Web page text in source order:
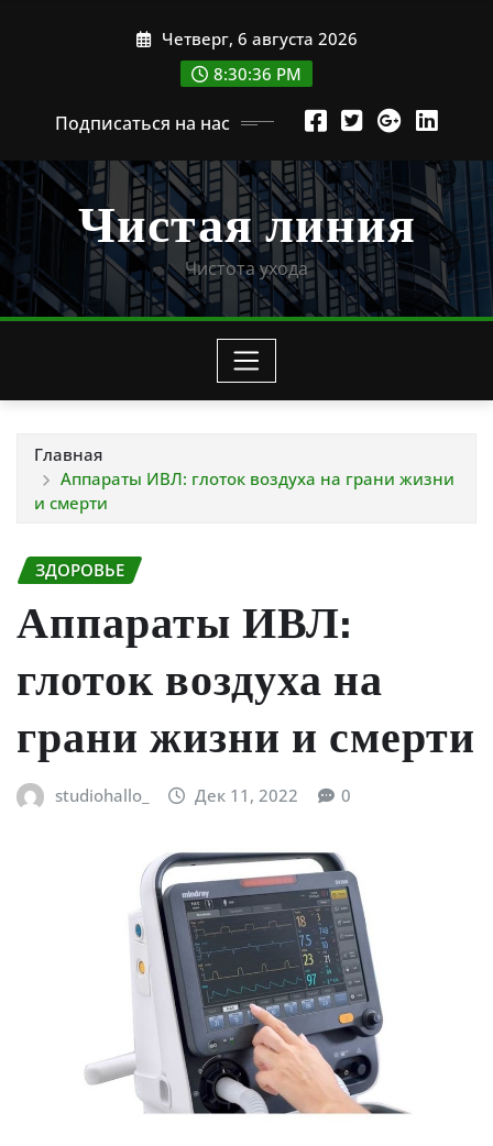
Четверг, 6 августа 2026
8:30:38 PM
Подписаться на нас
Чистая линия
Чистота ухода
Главная
Аппараты ИВЛ: глоток воздуха на грани жизни
и смерти
ЗДОРОВЬЕ
Аппараты ИВЛ:
глоток воздуха на
грани жизни и смерти
studiohallo_ Дек 11, 2022 0